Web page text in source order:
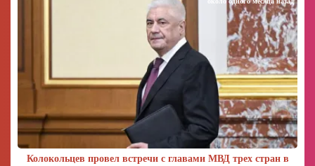
Колокольцев провел встречи с главами МВД трех стран в